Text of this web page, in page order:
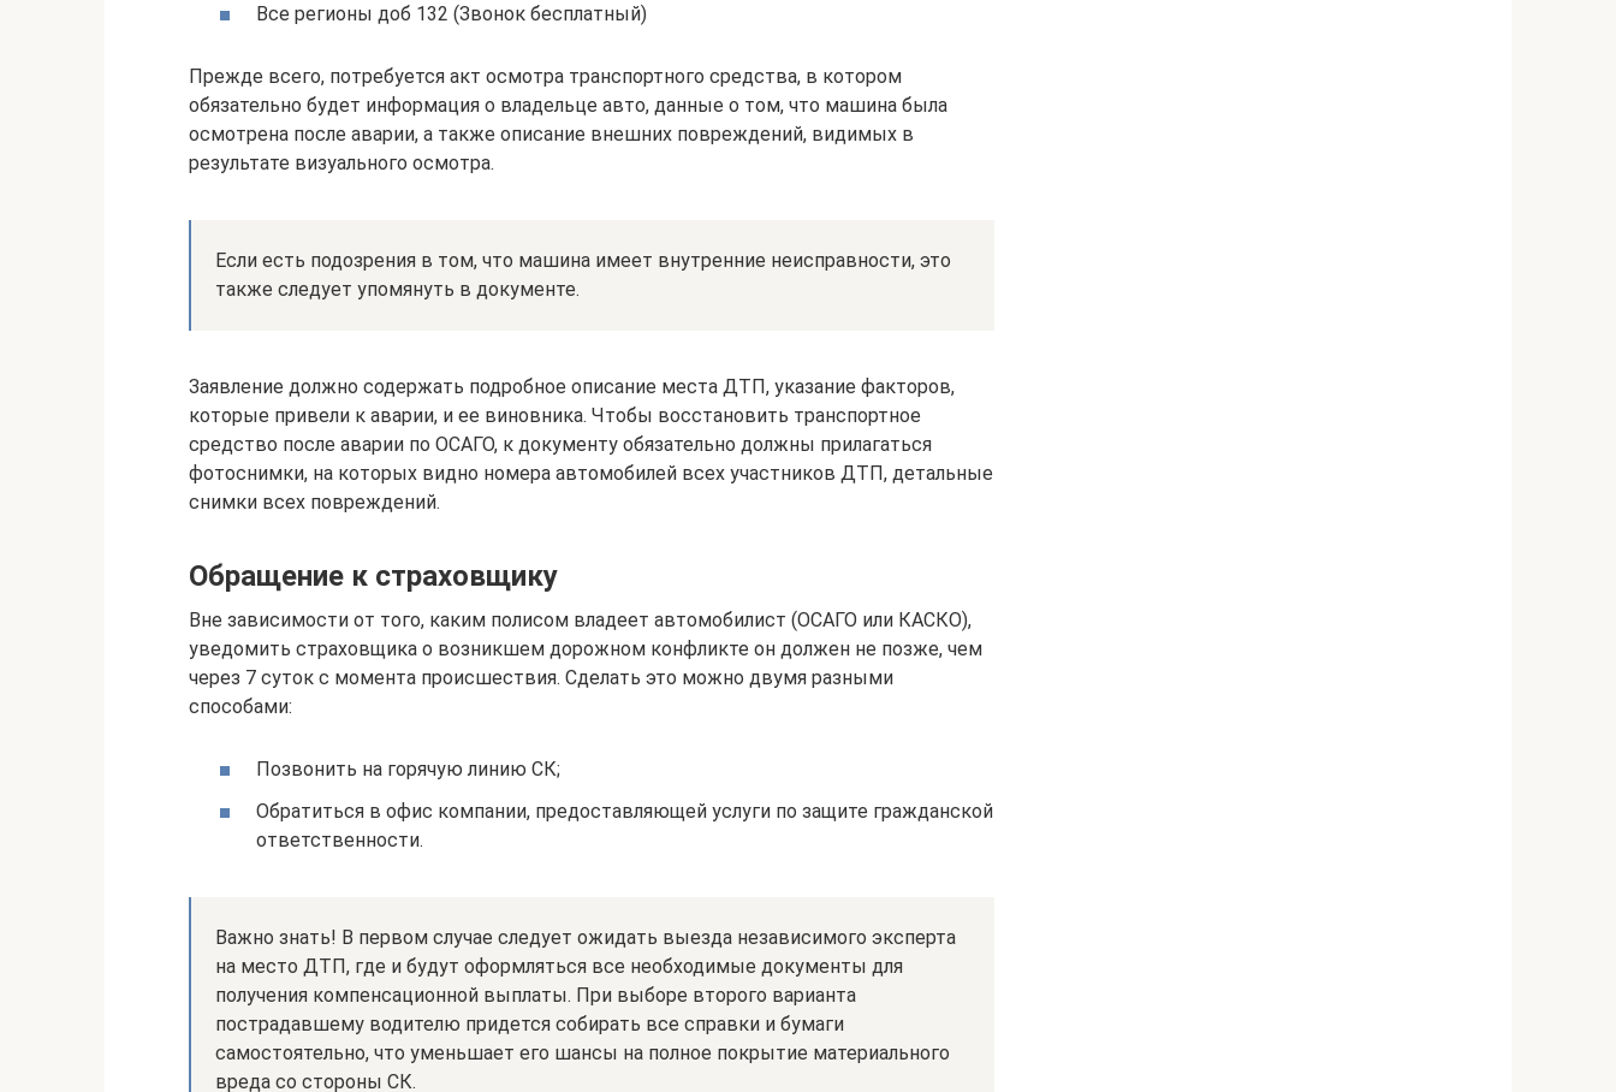
Все регионы доб 132 (Звонок бесплатный)
Прежде всего, потребуется акт осмотра транспортного средства, в котором
обязательно будет информация о владельце авто, данные о том, что машина была
осмотрена после аварии, а также описание внешних повреждений, видимых в
результате визуального осмотра.
Если есть подозрения в том, что машина имеет внутренние неисправности, это
также следует упомянуть в документе.
Заявление должно содержать подробное описание места ДТП, указание факторов,
которые привели к аварии, и ее виновника. Чтобы восстановить транспортное
средство после аварии по ОСАГО, к документу обязательно должны прилагаться
фотоснимки, на которых видно номера автомобилей всех участников ДТП, детальные
снимки всех повреждений.
Обращение к страховщику
Вне зависимости от того, каким полисом владеет автомобилист (ОСАГО или КАСКО),
уведомить страховщика о возникшем дорожном конфликте он должен не позже, чем
через 7 суток с момента происшествия. Сделать это можно двумя разными
способами:
Позвонить на горячую линию СК;
Обратиться в офис компании, предоставляющей услуги по защите гражданской
ответственности.
Важно знать! В первом случае следует ожидать выезда независимого эксперта
на место ДТП, где и будут оформляться все необходимые документы для
получения компенсационной выплаты. При выборе второго варианта
пострадавшему водителю придется собирать все справки и бумаги
самостоятельно, что уменьшает его шансы на полное покрытие материального
вреда со стороны СК.